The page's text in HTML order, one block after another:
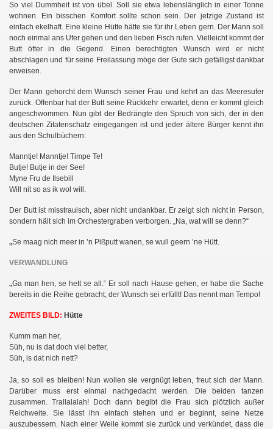
So viel Dummheit ist von übel. Soll sie etwa lebenslänglich in einer Tonne
wohnen. Ein bisschen Komfort sollte schon sein. Der jetzige Zustand ist
einfach ekelhaft. Eine kleine Hütte hätte sie für ihr Leben gern. Der Mann soll
noch einmal ans Ufer gehen und den lieben Fisch rufen. Vielleicht kommt der
Butt öfter in die Gegend. Einen berechtigten Wunsch wird er nicht
abschlagen und für seine Freilassung möge der Gute sich gefälligst dankbar
erweisen.
Der Mann gehorcht dem Wunsch seiner Frau und kehrt an das Meeresufer
zurück. Offenbar hat der Butt seine Rückkehr erwartet, denn er kommt gleich
angeschwommen. Nun gibt der Bedrängte den Spruch von sich, der in den
deutschen Zitatenschatz eingegangen ist und jeder ältere Bürger kennt ihn
aus den Schulbüchern:
Manntje! Manntje! Timpe Te!
Butje! Butje in der See!
Myne Fru de Ilsebill
Will nit so as ik wol will.
Der Butt ist misstrauisch, aber nicht undankbar. Er zeigt sich nicht in Person,
sondern hält sich im Orchestergraben verborgen. „Na, wat will se denn?“
„Se maag nich meer in ’n Pißputt wanen, se wull geern ’ne Hütt.
VERWANDLUNG
„Ga man hen, se hett se all.“ Er soll nach Hause gehen, er habe die Sache
bereits in die Reihe gebracht, der Wunsch sei erfüllt! Das nennt man Tempo!
ZWEITES BILD: Hütte
Kumm man her,
Süh, nu is dat doch viel better,
Süh, is dat nich nett?
Ja, so soll es bleiben! Nun wollen sie vergnügt leben, freut sich der Mann.
Darüber muss erst einmal nachgedacht werden. Die beiden tanzen
zusammen. Trallalalah! Doch dann begibt die Frau sich plötzlich außer
Reichweite. Sie lässt ihn einfach stehen und er beginnt, seine Netze
auszubessern. Nach einer Weile kommt sie zurück und verkündet, dass die